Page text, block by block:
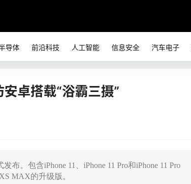
导体 前沿科技 人工智能 信息安全 汽车电子
卓搭载“浴霸三摄”
布。包含iPhone 11、iPhone 11 Pro和iPhone 11 Pro
MAX的升级版。